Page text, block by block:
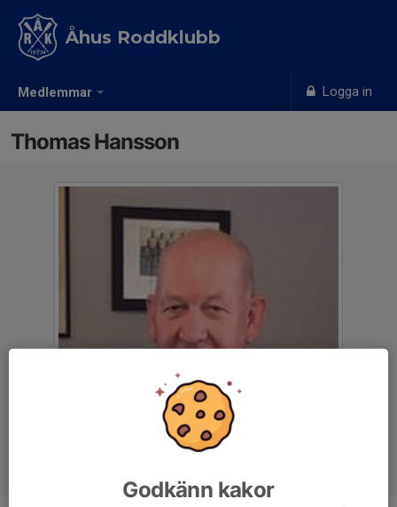
Medlemmar Logga in
Åhus Roddklubb
Thomas Hansson
Godkänn kakor